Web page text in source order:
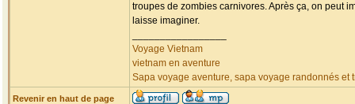
troupes de zombies carnivores. Après ça, on peut
laisse imaginer.
Voyage Vietnam
vietnam en aventure
Sapa voyage aventure, sapa voyage randonnés et
Revenir en haut de page